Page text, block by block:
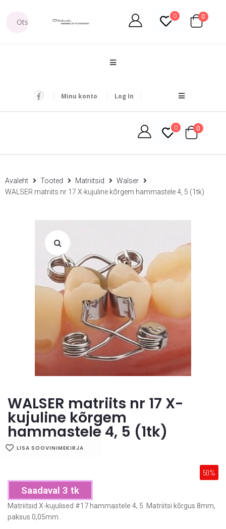
0 0
Minu konto Log In
0 0
Avaleht Tooted Matriitsid
Walser
WALSER matriits nr 17 X-kujuline kõrgem hammastele 4, 5 (1tk)
WALSER matriits nr 17 X-
kujuline kõrgem
hammastele 4, 5 (1tk)
LISA SOOVINIMEKIRJA
50%
Saadaval 3 tk
Matriitsid X-kujulised #17 hammastele 4, 5. Matriitsi kõrgus 8mm,
paksus 0,05mm.